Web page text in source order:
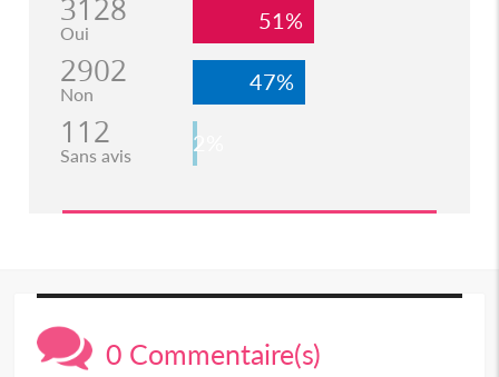
3128
Oui 51%
2902
Non 47%
112
Sans avis 2%
0 Commentaire(s)